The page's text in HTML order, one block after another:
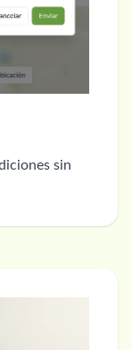
sin